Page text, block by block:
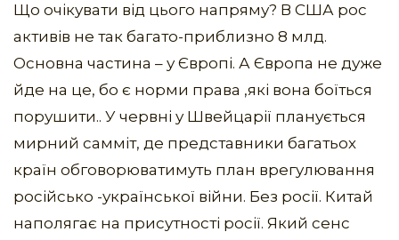
Що очікувати від цього напряму? В США рос
активів не так багато-приблизно 8 млд.
Основна частина – у Європі. А Європа не дуже
йде на це, бо є норми права ,які вона боїться
порушити.. У червні у Швейцарії планується
мирний самміт, де представники багатьох
країн обговорюватимуть план врегулювання
російсько -української війни. Без росії. Китай
наполягає на присутності росії. Який сенс